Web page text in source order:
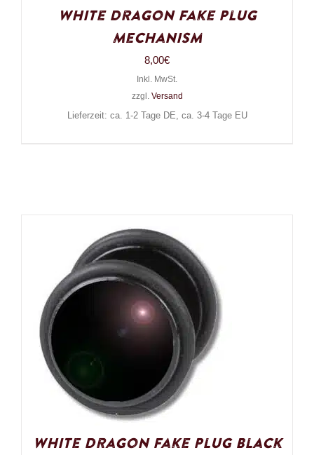
White Dragon Fake Plug
Mechanism
8,00€
Inkl. MwSt.
zzgl. Versand
Lieferzeit: ca. 1-2 Tage DE, ca. 3-4 Tage EU
White Dragon Fake Plug Black